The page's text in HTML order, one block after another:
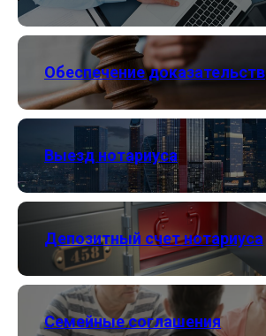
Обеспечение доказательств
Выезд нотариуса
Депозитный счет нотариуса
Семейные соглашения